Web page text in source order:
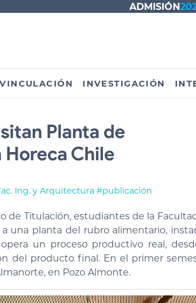
ADMISIÓN
VINCULACIÓN INVESTIGACIÓN
Planta de
Horeca Chile
Ing. y Arquitectura #publicación
de Titulación, estudiantes de la
una planta del rubro alimentario,
un proceso productivo real,
del producto final. En el primer
en Pozo Almonte.